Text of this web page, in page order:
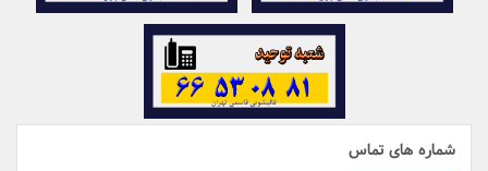
شماره های تماس